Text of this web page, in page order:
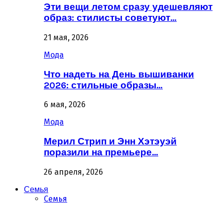
Эти вещи летом сразу удешевляют
образ: стилисты советуют…
21 мая, 2026
Мода
Что надеть на День вышиванки
2026: стильные образы…
6 мая, 2026
Мода
Мерил Стрип и Энн Хэтэуэй
поразили на премьере…
26 апреля, 2026
Семья
Семья